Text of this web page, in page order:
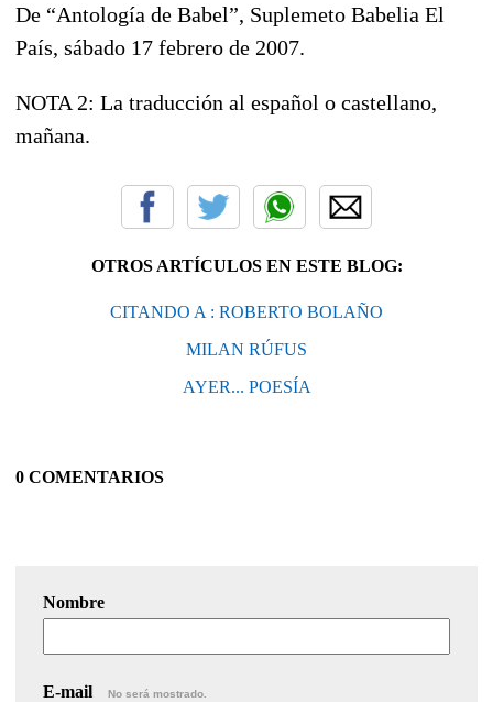
De “Antología de Babel”, Suplemeto Babelia El
País, sábado 17 febrero de 2007.
NOTA 2: La traducción al español o castellano,
mañana.
OTROS ARTÍCULOS EN ESTE BLOG:
CITANDO A : ROBERTO BOLAÑO
MILAN RÚFUS
AYER... POESÍA
0 COMENTARIOS
Nombre
E-mail No será mostrado.